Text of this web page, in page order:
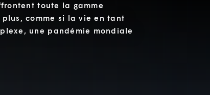
toute la gamme
comme si la vie en tant
une pandémie mondiale